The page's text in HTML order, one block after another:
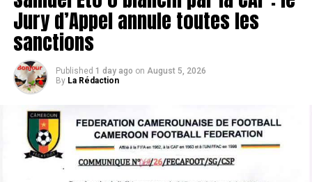
Selon les informations du journaliste Rudy Galetti, les
dirigeants andalous ont fait de
prioritaire. Le club espère avancer rapidement sur ce
dossier au cours des prochaines semaines afin d’intégrer
le Camerounais avant le lancement officiel de la saison.
Yvan Neyou vit une situation
délicate à Getafe
Jury d’Appel annule toutes les
sanctions
Published 1 day ago on August 5, 2026
By La Rédaction